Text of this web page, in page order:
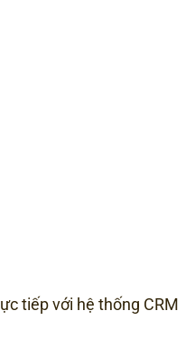
tiếp với hệ thống CRM